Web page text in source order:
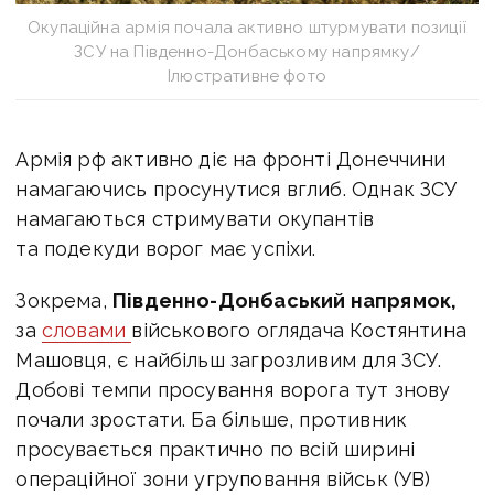
Окупаційна армія почала активно штурмувати позиції
ЗСУ на Південно-Донбаському напрямку/
Ілюстративне фото
Армія рф активно діє на фронті Донеччини
намагаючись просунутися вглиб. Однак ЗСУ
намагаються стримувати окупантів
та подекуди ворог має успіхи.
Зокрема, Південно-Донбаський напрямок,
за словами військового оглядача Костянтина
Машовця, є найбільш загрозливим для ЗСУ.
Добові темпи просування ворога тут знову
почали зростати. Ба більше, противник
просувається практично по всій ширині
операційної зони угруповання військ (УВ)